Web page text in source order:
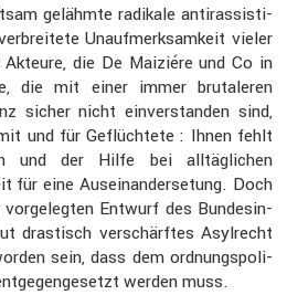
gelähmte radikale antiras­sis­ti­
Unauf­merk­sam­keit vieler
die De Maiziére und Co in
die mit einer immer bruta­leren
sicher nicht einver­standen sind,
und für Geflüch­tete : Ihnen fehlt
und der Hilfe bei alltäg­li­chen
für eine Ausein­an­der­se­tung. Doch
Entwurf des Bundes­in­
drastisch verschärftes Asylrecht
sein, dass dem ordnungs­po­li­
werden muss.